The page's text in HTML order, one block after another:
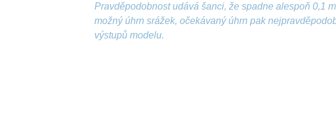
Pravděpodobnost udává šanci, že spadne alespoň 0,1
možný úhrn srážek, očekávaný úhrn pak
výstupů modelu.